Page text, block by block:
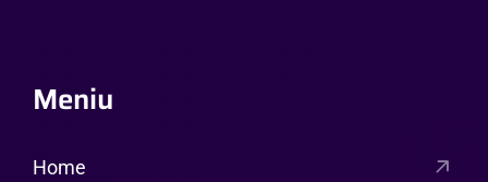
Meniu
Home